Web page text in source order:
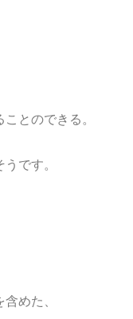
とのできる。
です。
めた、